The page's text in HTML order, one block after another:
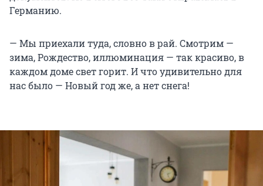
Германию.
— Мы приехали туда, словно в рай. Смотрим —
зима, Рождество, иллюминация — так красиво, в
каждом доме свет горит. И что удивительно для
нас было — Новый год же, а нет снега!